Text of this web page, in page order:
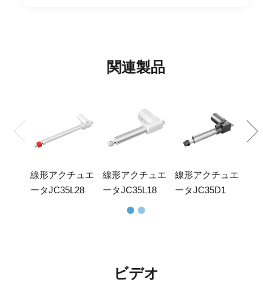
48時間解決。世界24時間に対応、48時間に解決できます。 世界
拠点よりすばやく対応し、迅速に解決します。最大5年間の長期
的な品質保証を提供し、品質に安心させます。
関連製品
線形アクチュエ
ータJC35L28
線形アクチュエ
ータJC35L18
線形アクチュエ
ータJC35D1
ータ
ビデオ